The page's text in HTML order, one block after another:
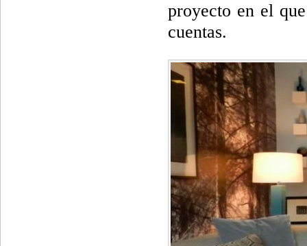
proyecto en el
cuentas.